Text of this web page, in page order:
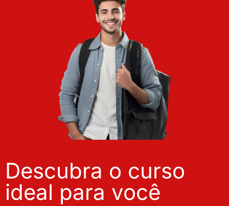
Descubra o curso
ideal para você